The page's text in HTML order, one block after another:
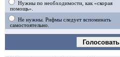
Нужны по необходимости, как «скорая
помощь».
Не нужны. Рифмы следует вспоминать
самостоятельно.
Голосовать